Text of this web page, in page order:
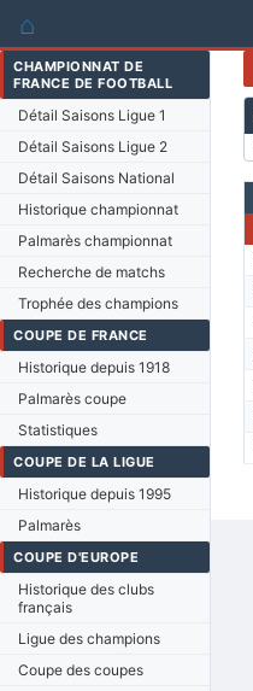
⌂
CHAMPIONNAT DE
FRANCE DE FOOTBALL
Détail Saisons Ligue 1
Détail Saisons Ligue 2
Détail Saisons National
Historique championnat
Palmarès championnat
Recherche de matchs
Trophée des champions
COUPE DE FRANCE
Historique depuis 1918
Palmarès coupe
Statistiques
COUPE DE LA LIGUE
Historique depuis 1995
Palmarès
COUPE D'EUROPE
Historique des clubs
français
Ligue des champions
Coupe des coupes